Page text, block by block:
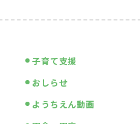
子育て支援
おしらせ
ようちえん動画